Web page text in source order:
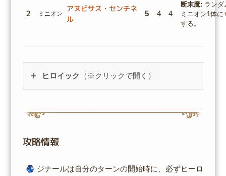
2 ミニオン
アヌビサス・センチネ
ル
5 4 4
断末魔: ランダ
ミニオン1体
する。
ヒロイック （※クリックで開く）
攻略情報
ジナールは自分のターンの開始時に、必ずヒーロ